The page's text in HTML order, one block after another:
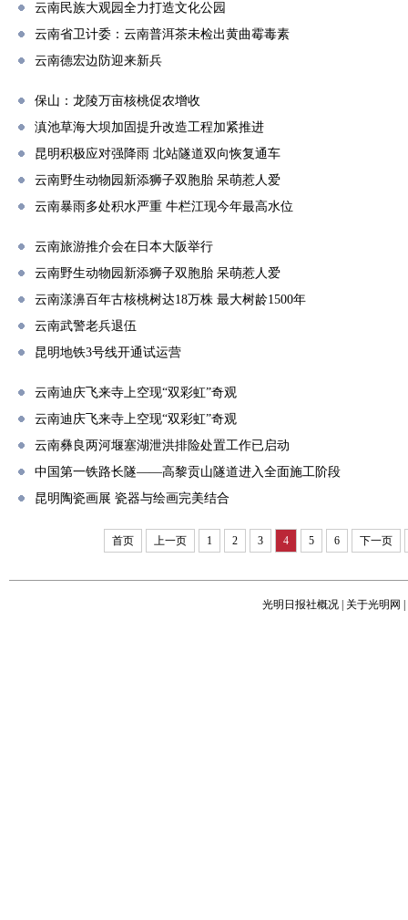
云南民族大观园全力打造文化公园
云南省卫计委：云南普洱茶未检出黄曲霉毒素
云南德宏边防迎来新兵
保山：龙陵万亩核桃促农增收
滇池草海大坝加固提升改造工程加紧推进
昆明积极应对强降雨 北站隧道双向恢复通车
云南野生动物园新添狮子双胞胎 呆萌惹人爱
云南暴雨多处积水严重 牛栏江现今年最高水位
云南旅游推介会在日本大阪举行
云南野生动物园新添狮子双胞胎 呆萌惹人爱
云南漾濞百年古核桃树达18万株 最大树龄1500年
云南武警老兵退伍
昆明地铁3号线开通试运营
云南迪庆飞来寺上空现“双彩虹”奇观
云南迪庆飞来寺上空现“双彩虹”奇观
云南彝良两河堰塞湖泄洪排险处置工作已启动
中国第一铁路长隧——高黎贡山隧道进入全面施工阶段
昆明陶瓷画展 瓷器与绘画完美结合
首页 上一页 1 2 3 4 5 6 下一页
光明日报社概况 关于光明网